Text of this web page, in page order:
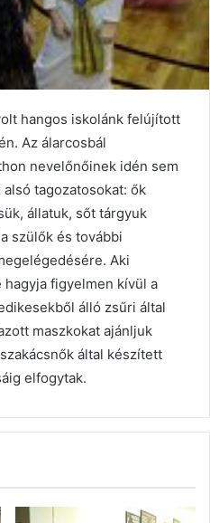
hangos iskolánk felújított
Az álarcosbál
nevelőnőinek idén sem
tagozatosokat: ők
állatuk, sőt tárgyuk
szülők és további
Aki
hagyja figyelmen kívül a
álló zsűri által
maszkokat ajánljuk
által készített
elfogytak.